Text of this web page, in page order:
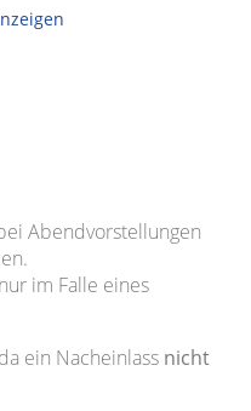
Abendvorstellungen
im Falle eines
ein Nacheinlass nicht